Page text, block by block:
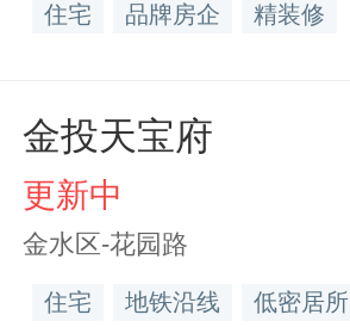
住宅 品牌房企 精装修
金投天宝府
更新中
金水区-花园路
住宅 地铁沿线 低密居所